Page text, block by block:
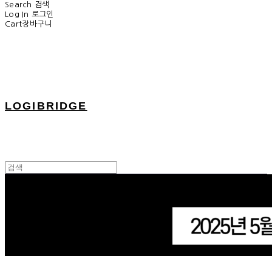
Search
검색
Log In 로그인
Cart장바구니
LOGIBRIDGE